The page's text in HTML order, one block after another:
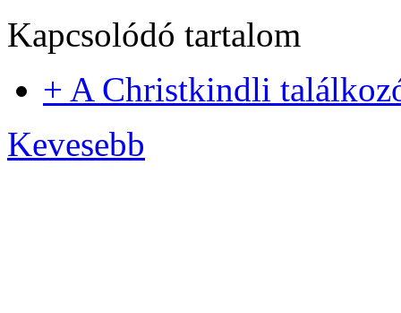
Kapcsolódó tartalom
+ A Christkindli
Kevesebb